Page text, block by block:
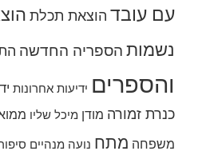
עם עובד הוצאת תכלת
נשמות הספריה החדשה
והספרים ידיעות אחרונות
כנרת זמורה מודן מיכל שליו
משפחה מתח נועה מנהיים